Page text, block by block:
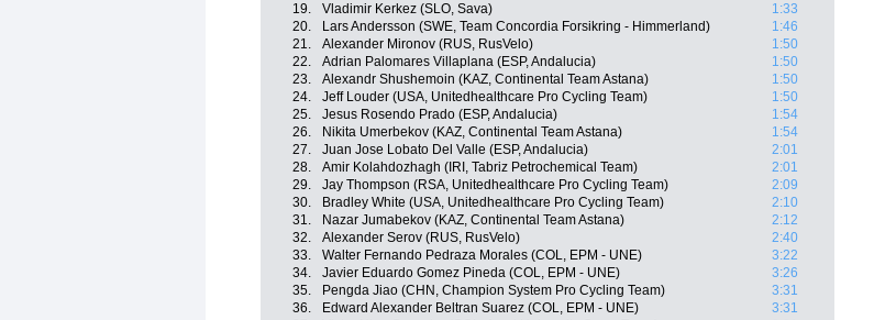
19.
Vladimir Kerkez (SLO, Sava)
1:33
20.
Lars Andersson (SWE, Team Concordia Forsikring - Himmerland)
1:46
21.
Alexander Mironov (RUS, RusVelo)
1:50
22.
Adrian Palomares Villaplana (ESP, Andalucia)
1:50
23.
Alexandr Shushemoin (KAZ, Continental Team Astana)
1:50
24.
Jeff Louder (USA, Unitedhealthcare Pro Cycling Team)
1:50
25.
Jesus Rosendo Prado (ESP, Andalucia)
1:54
26.
Nikita Umerbekov (KAZ, Continental Team Astana)
1:54
27.
Juan Jose Lobato Del Valle (ESP, Andalucia)
2:01
28.
Amir Kolahdozhagh (IRI, Tabriz Petrochemical Team)
2:01
29.
Jay Thompson (RSA, Unitedhealthcare Pro Cycling Team)
2:09
30.
Bradley White (USA, Unitedhealthcare Pro Cycling Team)
2:10
31.
Nazar Jumabekov (KAZ, Continental Team Astana)
2:12
32.
Alexander Serov (RUS, RusVelo)
2:40
33.
Walter Fernando Pedraza Morales (COL, EPM - UNE)
3:22
34.
Javier Eduardo Gomez Pineda (COL, EPM - UNE)
3:26
35.
Pengda Jiao (CHN, Champion System Pro Cycling Team)
3:31
36.
Edward Alexander Beltran Suarez (COL, EPM - UNE)
3:31